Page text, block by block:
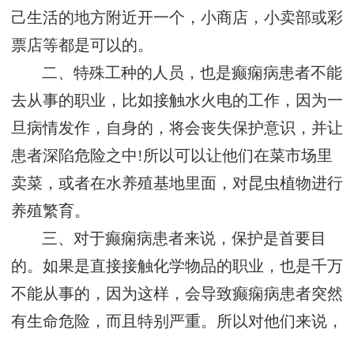
己生活的地方附近开一个，小商店，小卖部或彩
票店等都是可以的。
二、特殊工种的人员，也是癫痫病患者不能
去从事的职业，比如接触水火电的工作，因为一
旦病情发作，自身的，将会丧失保护意识，并让
患者深陷危险之中!所以可以让他们在菜市场里
卖菜，或者在水养殖基地里面，对昆虫植物进行
养殖繁育。
三、对于癫痫病患者来说，保护是首要目
的。如果是直接接触化学物品的职业，也是千万
不能从事的，因为这样，会导致癫痫病患者突然
有生命危险，而且特别严重。所以对他们来说，